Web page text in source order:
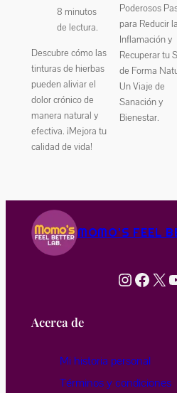
8 minutos
de lectura.
Descubre cómo las
tinturas de hierbas
pueden aliviar el
dolor crónico de
manera natural y
efectiva. ¡Mejora tu
calidad de vida!
Poderosos
para Reducir la
Inflamación y
Recuperar tu
de Forma
Un Viaje de
Sanación y
Bienestar.
MOMO'S FEEL
Instagram Facebook X YouTube
Acerca de
Mi historia personal
Términos y condiciones